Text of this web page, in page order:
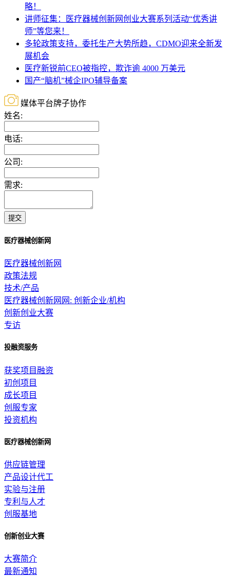
略！
讲师征集：医疗器械创新网创业大赛系列活动“优秀讲
师”等您来！
多轮政策支持，委托生产大势所趋，CDMO迎来全新发
展机会
医疗新锐前CEO被指控，欺诈逾 4000 万美元
国产“脑机”械企IPO辅导备案
媒体平台牌子协作
姓名:
电话:
公司:
需求:
提交
医疗器械创新网
医疗器械创新网
政策法规
技术/产品
医疗器械创新网网: 创新企业/机构
创新创业大赛
专访
投融资服务
获奖项目融资
初创项目
成长项目
创服专家
投资机构
医疗器械创新网
供应链管理
产品设计代工
实验与注册
专利与人才
创服基地
创新创业大赛
大赛简介
最新通知